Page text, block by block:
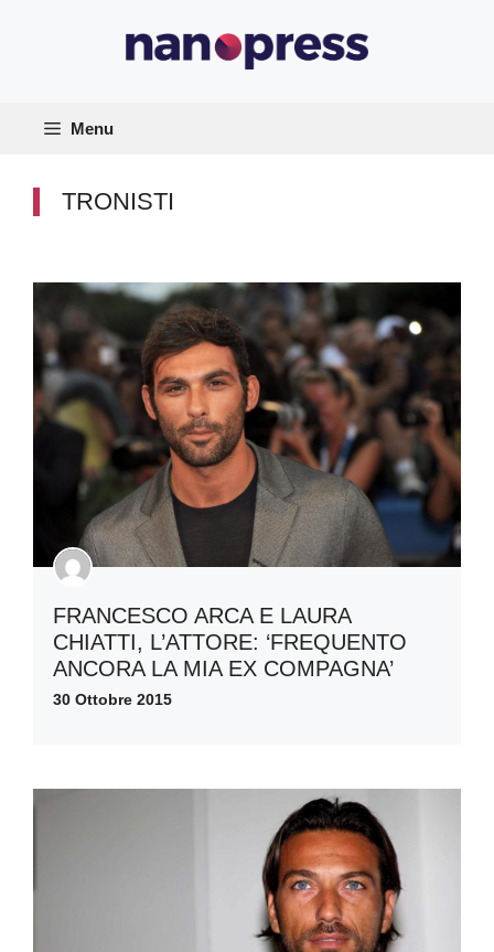
Menu
TRONISTI
FRANCESCO ARCA E LAURA
CHIATTI, L’ATTORE: ‘FREQUENTO
ANCORA LA MIA EX COMPAGNA’
30 Ottobre 2015